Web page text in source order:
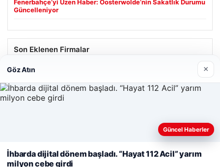
Fenerbahçe’yi Üzen Haber: Oosterwolde’nin Sakatlık Durumu
Güncelleniyor
Son Eklenen Firmalar
Hastaş Beton
26/05/2026
© 2026 Haber Geldi – Güncel Haberler
Web sitemizi nasıl kullandığınızı daha iyi anlayabilmek,
kullanıyoruz.Çerez Politikamız
Göz Atın ×
Güncel Haberler
İhbarda dijital dönem başladı. “Hayat 112 Acil” yarım
milyon cebe girdi